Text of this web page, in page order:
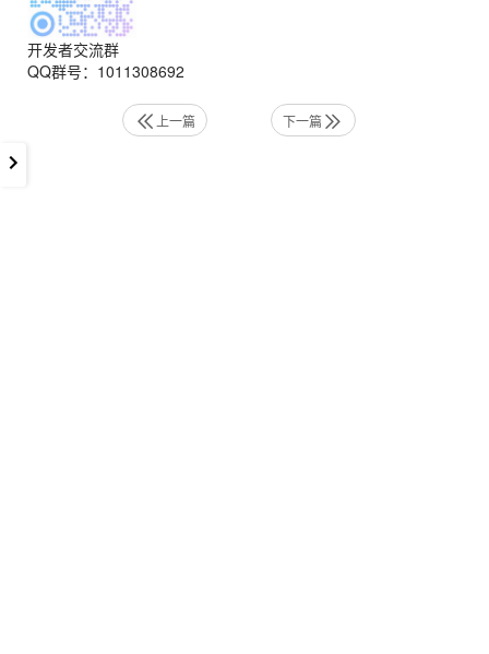
开发者交流群
QQ群号：1011308692
上一篇 下一篇